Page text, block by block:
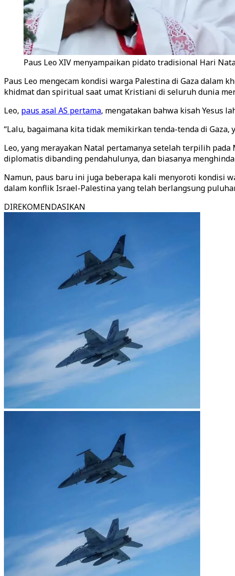
Paus Leo XIV menyampaikan pidato tradisional Hari
Paus Leo mengecam kondisi warga Palestina di Gaza dalam
khidmat dan spiritual saat umat Kristiani di seluruh dunia
Leo, paus asal AS pertama, mengatakan bahwa kisah Yesus
“Lalu, bagaimana kita tidak memikirkan tenda-tenda di
Leo, yang merayakan Natal pertamanya setelah terpilih
diplomatis dibanding pendahulunya, dan biasanya
Namun, paus baru ini juga beberapa kali menyoroti kondisi
dalam konflik Israel-Palestina yang telah berlangsung
DIREKOMENDASIKAN